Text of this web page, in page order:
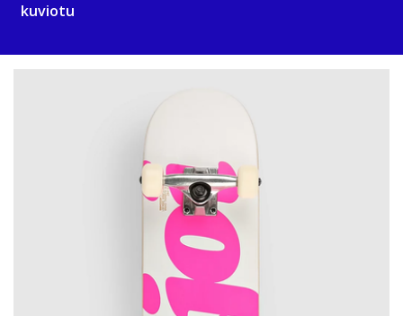
kuviotu